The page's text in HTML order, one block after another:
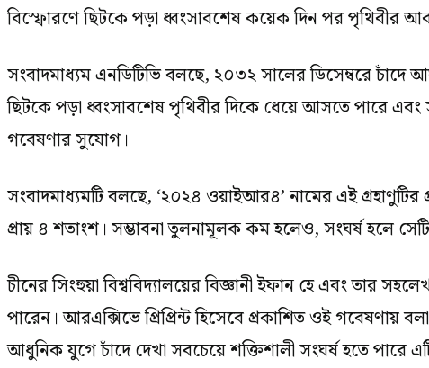
বিস্ফোরণে ছিটকে পড়া ধ্বংসাবশেষ কয়েক দিন পর পৃথিবীর
সংবাদমাধ্যম এনডিটিভি বলছে, ২০৩২ সালের ডিসেম্বরে চাঁদে
ছিটকে পড়া ধ্বংসাবশেষ পৃথিবীর দিকে ধেয়ে আসতে পারে
গবেষণার সুযোগ।
সংবাদমাধ্যমটি বলছে, ‘২০২৪ ওয়াইআর৪’ নামের এই গ্রহাণুটির
প্রায় ৪ শতাংশ। সম্ভাবনা তুলনামূলক কম হলেও, সংঘর্ষ হলে
চীনের সিংহুয়া বিশ্ববিদ্যালয়ের বিজ্ঞানী ইফান হে এবং তার
পারেন। আরএক্সিভে প্রিপ্রিন্ট হিসেবে প্রকাশিত ওই
আধুনিক যুগে চাঁদে দেখা সবচেয়ে শক্তিশালী সংঘর্ষ হতে পারে